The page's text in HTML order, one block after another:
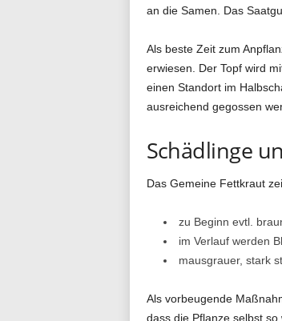
an die Samen. Das
Als beste Zeit zum
erwiesen. Der Topf wird
einen Standort im
ausreichend gegossen
Schädlinge
Das Gemeine Fettkraut
zu Beginn evtl.
im Verlauf werden
mausgrauer, stark
Als vorbeugende
dass die Pflanze selbst